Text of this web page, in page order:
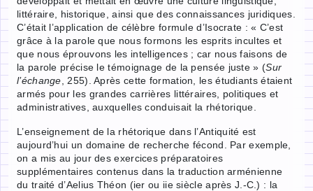
littéraire, historique, ainsi que des connaissances juridiques.
C’était l’application de célèbre formule d’Isocrate : « C’est
grâce à la parole que nous formons les esprits incultes et
que nous éprouvons les intelligences ; car nous faisons de
la parole précise le témoignage de la pensée juste » (Sur
l’échange , 255). Après cette formation, les étudiants étaient
armés pour les grandes carrières littéraires, politiques et
administratives, auxquelles conduisait la rhétorique.
L’enseignement de la rhétorique dans l’Antiquité est
aujourd’hui un domaine de recherche fécond. Par exemple,
on a mis au jour des exercices préparatoires
supplémentaires contenus dans la traduction arménienne
du traité d’Aelius Théon (ier ou iie siècle après J.-C.) : la